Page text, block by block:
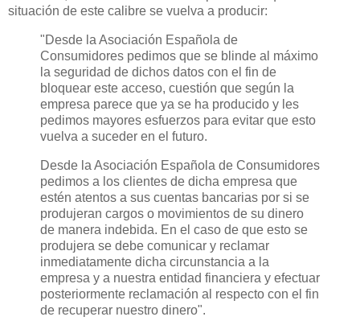
situación de este calibre se vuelva a producir:
"Desde la Asociación Española de
Consumidores pedimos que se blinde al máximo
la seguridad de dichos datos con el fin de
bloquear este acceso, cuestión que según la
empresa parece que ya se ha producido y les
pedimos mayores esfuerzos para evitar que esto
vuelva a suceder en el futuro.
Desde la Asociación Española de Consumidores
pedimos a los clientes de dicha empresa que
estén atentos a sus cuentas bancarias por si se
produjeran cargos o movimientos de su dinero
de manera indebida. En el caso de que esto se
produjera se debe comunicar y reclamar
inmediatamente dicha circunstancia a la
empresa y a nuestra entidad financiera y efectuar
posteriormente reclamación al respecto con el fin
de recuperar nuestro dinero".